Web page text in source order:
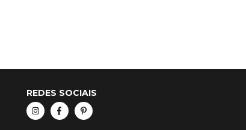
REDES SOCIAIS